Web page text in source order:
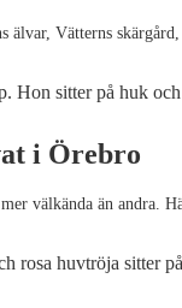
älvar, Vätterns
i Örebro
välkända än andra.